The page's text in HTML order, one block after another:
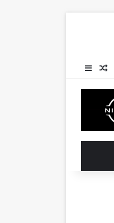
الدخول
مقال عشوائي
إضافة عمود جانبي